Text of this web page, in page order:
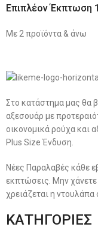
Επιπλέον Έκπτωση
Με 2 προϊόντα & άνω
Στο κατάστημα μας θα
αξεσουάρ με
οικονομικά ρούχα και
Plus Size Ένδυση.
Νέες Παραλαβές κάθε
εκπτώσεις. Μην
χρειάζεται η ντουλάπα
ΚΑΤΗΓΟΡΙΕΣ